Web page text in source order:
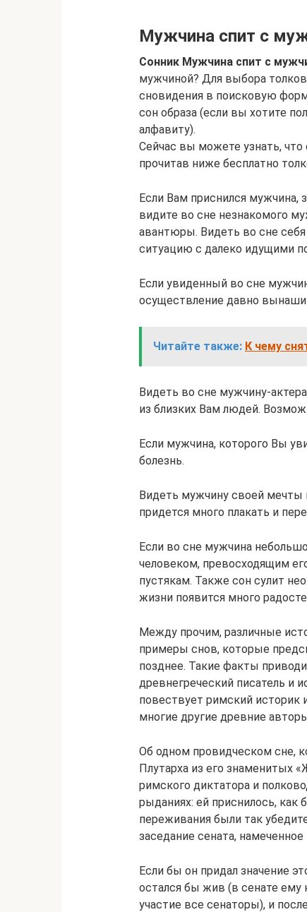
Мужчина спит с
Сонник Мужчина спит с
мужчиной? Для выбора
сновидения в поисковую
сон образа (если вы хотите
алфавиту).
Сейчас вы можете узнать,
прочитав ниже бесплатно
Если Вам приснился мужчина,
видите во сне незнакомого
авантюры. Видеть во сне
ситуацию с далеко идущими
Если увиденный во сне
осуществление давно
Читайте также: К чему
Видеть во сне мужчину-
из близких Вам людей.
Если мужчина, которого Вы
болезнь.
Видеть мужчину своей мечты
придется много плакать и
Если во сне мужчина
человеком, превосходящим
пустякам. Также сон сулит
жизни появится много
Между прочим, различные
примеры снов, которые
позднее. Такие факты
древнегреческий писатель и
повествует римский историк
многие другие древние
Об одном провидческом сне,
Плутарха из его знаменитых
римского диктатора и
рыданиях: ей приснилось, как
переживания были так
заседание сената, намеченное
Если бы он придал значение
остался бы жив (в сенате
участие все сенаторы), и